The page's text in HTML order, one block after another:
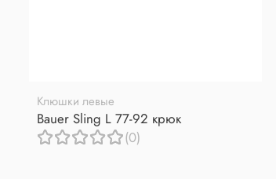
Клюшки левые
Bauer Sling L 77-92 крюк
(0)